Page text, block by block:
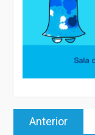
Navegación
Anterior